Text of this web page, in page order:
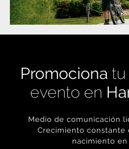
Promociona tu
evento en
Medio de comunicación
Crecimiento constante
nacimiento en